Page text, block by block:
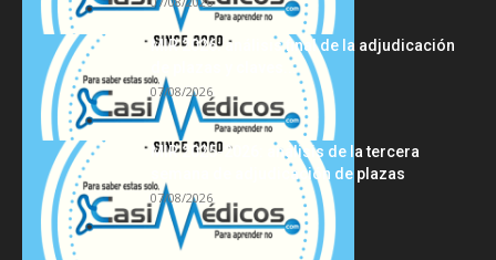
MIR 2026: análisis final de la adjudicación
de plazas y claves...
07/08/2026
MIR 2025-2026: análisis de la tercera
semana de adjudicación de plazas
07/08/2026